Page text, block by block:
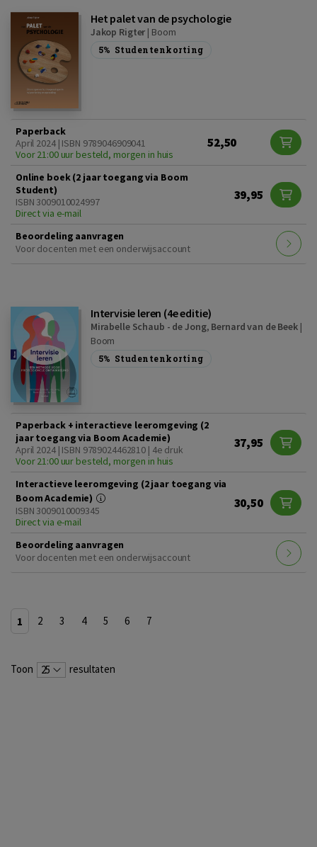
Het palet van de psychologie
Jakop Rigter | Boom
5% Studentenkorting
Paperback
April 2024 | ISBN 9789046909041
Voor 21:00 uur besteld, morgen in huis
52,50
Online boek (2 jaar toegang via Boom
Student)
ISBN 3009010024997
Direct via e-mail
39,95
Beoordeling aanvragen
Voor docenten met een onderwijsaccount
Intervisie leren (4e editie)
Mirabelle Schaub - de Jong, Bernard van de Beek|
Boom
5% Studentenkorting
Paperback + interactieve leeromgeving (2
jaar toegang via Boom Academie)
April 2024 | ISBN 9789024462810 | 4e druk
Voor 21:00 uur besteld, morgen in huis
37,95
Interactieve leeromgeving (2 jaar toegang via
Boom Academie)
ISBN 3009010009345
Direct via e-mail
30,50
Beoordeling aanvragen
Voor docenten met een onderwijsaccount
1 2 3 4 5 6 7
Toon 25 resultaten